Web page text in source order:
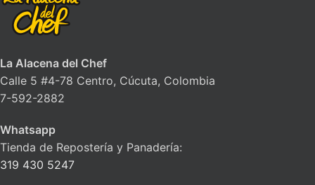
La Alacena del Chef
Calle 5 #4-78 Centro, Cúcuta, Colombia
7-592-2882
Whatsapp
Tienda de Repostería y Panadería:
319 430 5247